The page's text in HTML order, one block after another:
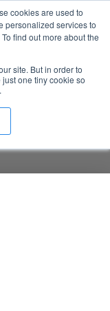
cookies are used to
personalized services to
find out more about the
site. But in order to
one tiny cookie so
N
N
– sofort